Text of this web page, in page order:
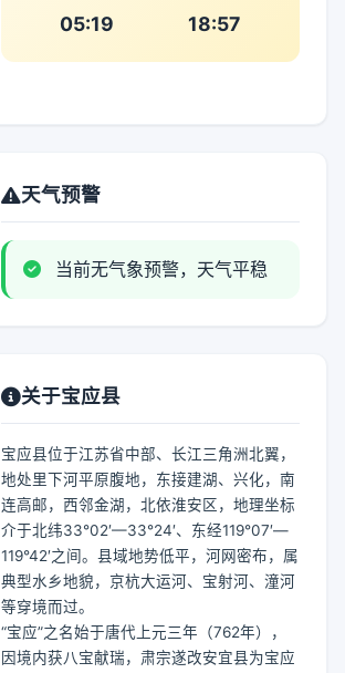
05:19 18:57
天气预警
当前无气象预警，天气平稳
关于宝应县
宝应县位于江苏省中部、长江三角洲北翼，
地处里下河平原腹地，东接建湖、兴化，南
连高邮，西邻金湖，北依淮安区，地理坐标
介于北纬33°02′—33°24′、东经119°07′—
119°42′之间。县域地势低平，河网密布，属
典型水乡地貌，京杭大运河、宝射河、潼河
等穿境而过。
“宝应”之名始于唐代上元三年（762年），
因境内获八宝献瑞，肃宗遂改安宜县为宝应